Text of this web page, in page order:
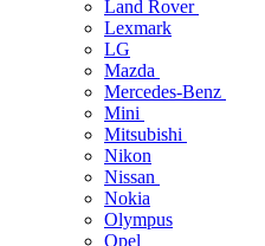
Land Rover
Lexmark
LG
Mazda
Mercedes-Benz
Mini
Mitsubishi
Nikon
Nissan
Nokia
Olympus
Opel